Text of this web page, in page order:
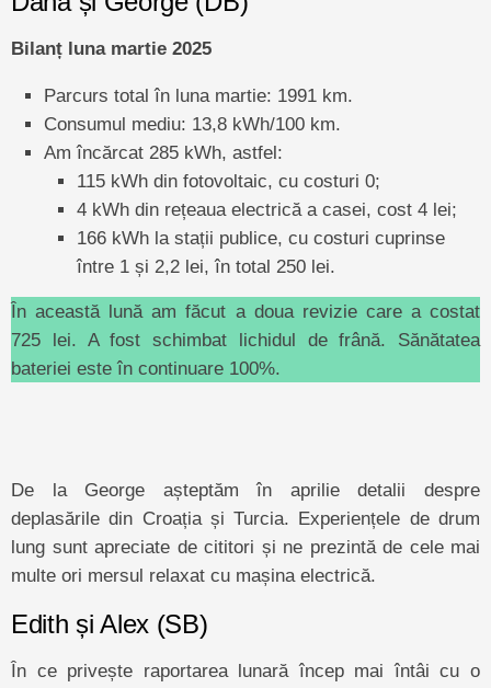
Bilanț luna martie 2025
Parcurs total în luna martie: 1991 km.
Consumul mediu: 13,8 kWh/100 km.
Am încărcat 285 kWh, astfel:
115 kWh din fotovoltaic, cu costuri 0;
4 kWh din rețeaua electrică a casei, cost 4 lei;
166 kWh la stații publice, cu costuri cuprinse
între 1 și 2,2 lei, în total 250 lei.
În această lună am făcut a doua revizie care a costat
725 lei. A fost schimbat lichidul de frână. Sănătatea
bateriei este în continuare 100%.
De la George așteptăm în aprilie detalii despre
deplasările din Croația și Turcia. Experiențele de drum
lung sunt apreciate de cititori și ne prezintă de cele mai
multe ori mersul relaxat cu mașina electrică.
Edith și Alex (SB)
În ce privește raportarea lunară încep mai întâi cu o